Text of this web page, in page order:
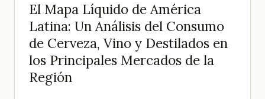
El Mapa Líquido de América
Latina: Un Análisis del Consumo
de Cerveza, Vino y Destilados en
los Principales Mercados de la
Región